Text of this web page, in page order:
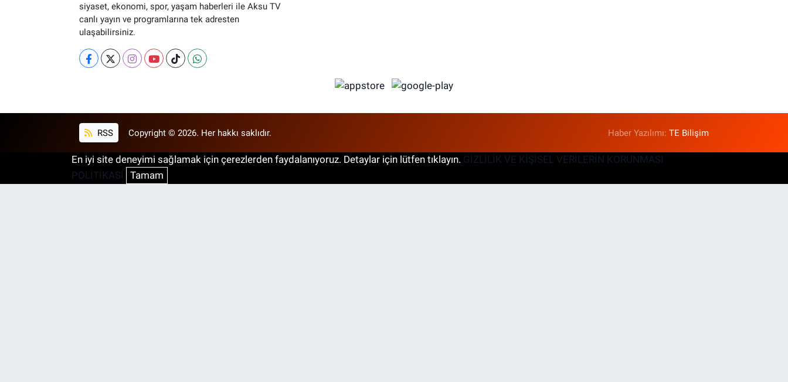
siyaset, ekonomi, spor, yaşam haberleri ile Aksu TV
canlı yayın ve programlarına tek adresten
ulaşabilirsiniz.
RSS Copyright © 2026. Her hakkı saklıdır. Haber Yazılımı:TE Bilişim
En iyi site deneyimi sağlamak için çerezlerden faydalanıyoruz. Detaylar için lütfen tıklayın. GİZLİLİK VE KİŞİSEL VERİLERİN KORUNMASI
POLİTİKASI
Tamam